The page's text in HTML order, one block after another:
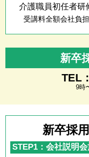
介護職員初任者研
受講料全額会社負担
新卒
TEL
9時
新卒採
STEP1：会社説明